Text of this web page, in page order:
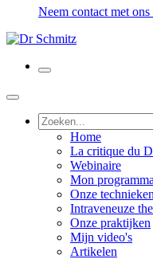
Neem contact met ons
Home
La critique du
Webinaire
Mon
Onze technieken
Intraveneuze
Onze praktijken
Mijn video's
Artikelen